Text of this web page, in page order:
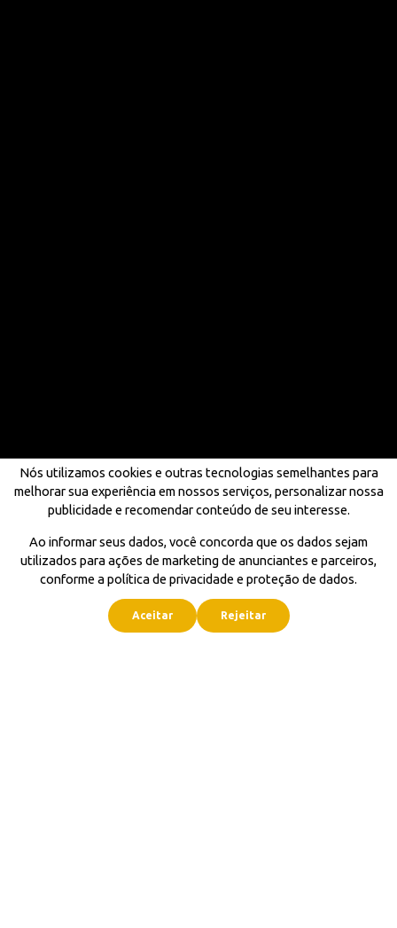
Nós utilizamos cookies e outras tecnologias semelhantes para
melhorar sua experiência em nossos serviços, personalizar nossa
publicidade e recomendar conteúdo de seu interesse.
Ao informar seus dados, você concorda que os dados sejam
utilizados para ações de marketing de anunciantes e parceiros,
conforme a política de privacidade e proteção de dados.
Aceitar Rejeitar